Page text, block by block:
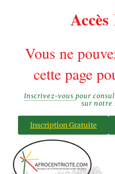
Vous ne
cette page
Inscrivez-vous pour
sur notre
Inscription Gratuite